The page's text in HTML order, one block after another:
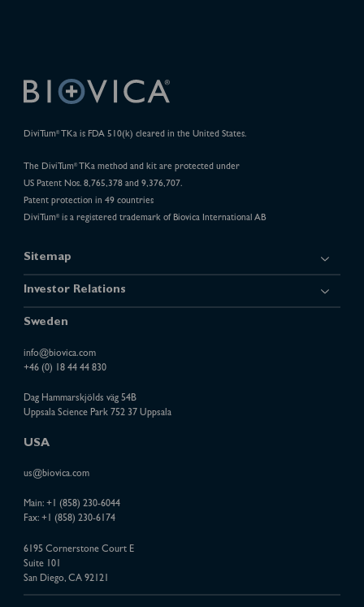
DiviTum®TKa is FDA 510(k) cleared in the United States.
The DiviTum®TKa method and kit are protected under
US Patent Nos. 8,765,378 and 9,376,707.
Patent protection in 49 countries
DiviTum®is a registered trademark of Biovica International AB
Sitemap
Investor Relations
Sweden
info@biovica.com
+46 (0) 18 44 44 830
Dag Hammarskjölds väg 54B
Uppsala Science Park 752 37 Uppsala
USA
us@biovica.com
Main: +1 (858) 230-6044
Fax: +1 (858) 230-6174
6195 Cornerstone Court E
Suite 101
San Diego, CA 92121